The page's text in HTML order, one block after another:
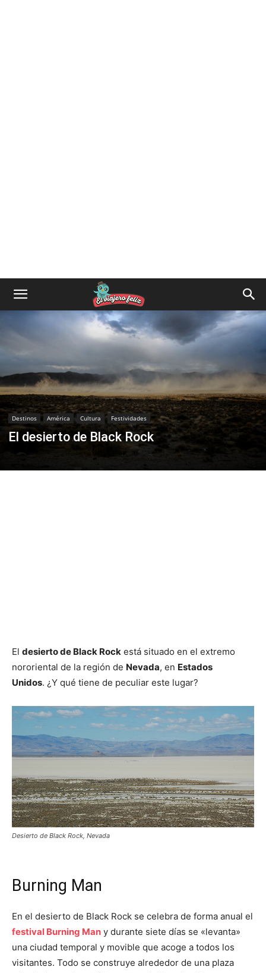
Destinos América Cultura Festividades
El desierto de Black Rock
El desierto de Black Rock está situado en el extremo
nororiental de la región de Nevada, en Estados
Unidos. ¿Y qué tiene de peculiar este lugar?
Desierto de Black Rock, Nevada
Burning Man
En el desierto de Black Rock se celebra de forma anual el
festival Burning Man y durante siete días se «levanta»
una ciudad temporal y movible que acoge a todos los
visitantes. Todo se construye alrededor de una plaza